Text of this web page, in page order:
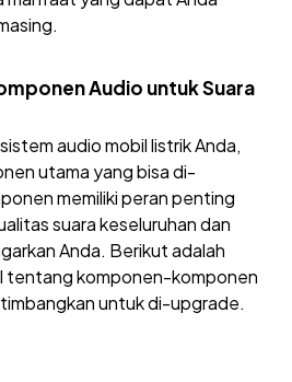
Audio untuk Suara
audio mobil listrik Anda,
utama yang bisa di-
memiliki peran penting
suara keseluruhan dan
Anda. Berikut adalah
tentang komponen-komponen
untuk di-upgrade.